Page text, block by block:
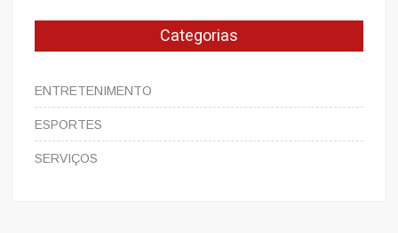
Categorias
ENTRETENIMENTO
ESPORTES
SERVIÇOS